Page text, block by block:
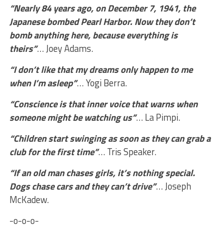
“Nearly 84 years ago, on December 7, 1941, the
Japanese bombed Pearl Harbor. Now they don’t
bomb anything here, because everything is
theirs”… Joey Adams.
“I don’t like that my dreams only happen to me
when I’m asleep”… Yogi Berra.
“Conscience is that inner voice that warns when
someone might be watching us”… La Pimpi.
“Children start swinging as soon as they can grab a
club for the first time”… Tris Speaker.
“If an old man chases girls, it’s nothing special.
Dogs chase cars and they can’t drive”… Joseph
McKadew.
-o-o-o-